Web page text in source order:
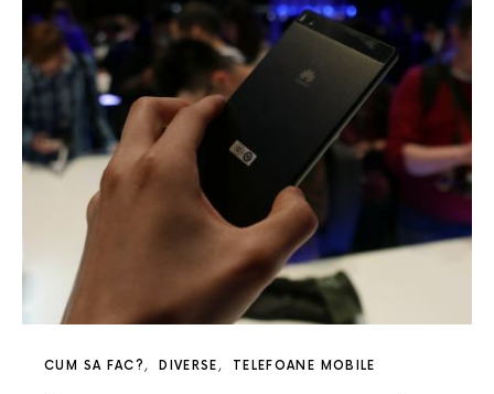
CUM SA FAC? DIVERSE TELEFOANE MOBILE